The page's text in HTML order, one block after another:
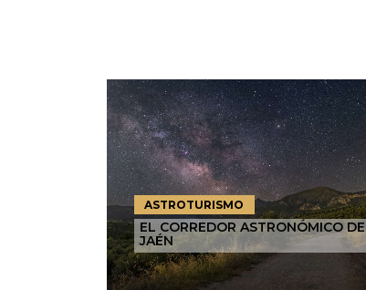
ASTROTURISMO
EL CORREDOR ASTRONÓMICO DE
JAÉN